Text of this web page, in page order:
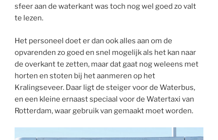
sfeer aan de waterkant was toch nog wel goed zo valt
te lezen.
Het personeel doet er dan ook alles aan om de
opvarenden zo goed en snel mogelijk als het kan naar
de overkant te zetten, maar dat gaat nog weleens met
horten en stoten bij het aanmeren op het
Kralingseveer. Daar ligt de steiger voor de Waterbus,
en een kleine ernaast speciaal voor de Watertaxi van
Rotterdam, waar gebruik van gemaakt moet worden.